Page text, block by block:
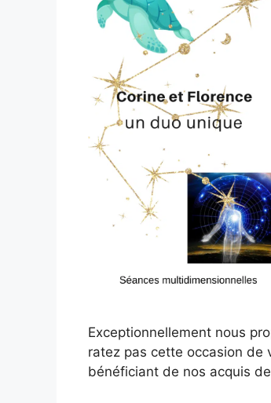
Exceptionnellement nous
ratez pas cette occasion de
bénéficiant de nos acquis